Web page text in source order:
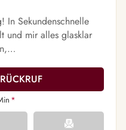
In Sekundenschnelle
und mir alles glasklar
*